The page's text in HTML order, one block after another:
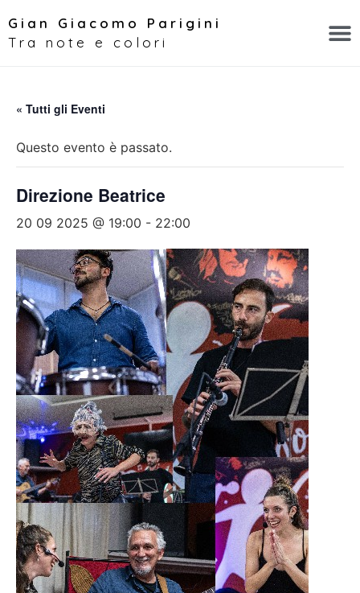
Gian Giacomo Parigini
Tra note e colori
« Tutti gli Eventi
Questo evento è passato.
Direzione Beatrice
20 09 2025 @ 19:00 - 22:00